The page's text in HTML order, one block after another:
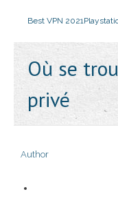
Best VPN 2021
Où se
privé
Author